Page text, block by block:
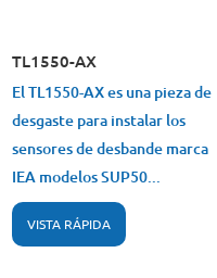
TL1550-AX
El TL1550-AX es una pieza de
desgaste para instalar los
sensores de desbande marca
IEA modelos SUP50...
VISTA RÁPIDA